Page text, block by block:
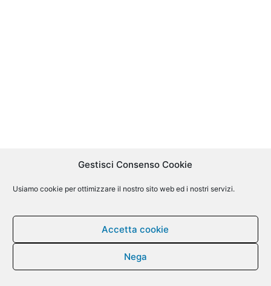
Gestisci Consenso Cookie
Usiamo cookie per ottimizzare il nostro sito web ed i nostri servizi.
Accetta cookie
Nega